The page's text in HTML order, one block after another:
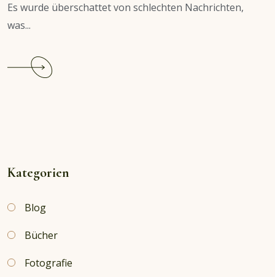
Es wurde überschattet von schlechten Nachrichten,
was...
Kategorien
Blog
Bücher
Fotografie